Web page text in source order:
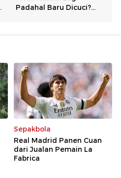
Sepakbola
Real Madrid Panen Cuan
dari Jualan Pemain La
Fabrica